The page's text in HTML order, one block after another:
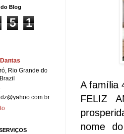
A família
FELIZ
nome
Blog
5
1
Rio Grande do